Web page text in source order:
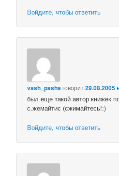
Войдите, чтобы ответить
vash_pashaговорит29.08.2005
был еще такой автор книжек
с.жемайтис (сжимайтесь!:)
Войдите, чтобы ответить